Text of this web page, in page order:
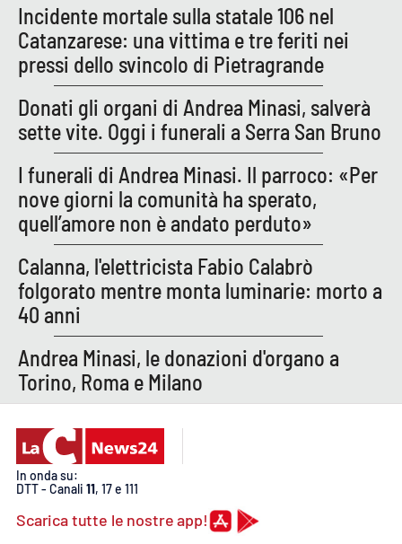
Storie
LAC
NETWORK
Lacplay.it
Lactv.it
Laconair.it
Lacitymag.it
Lacapitalenews.it
Ilreggino.it
Ilvibonese.it
Catanzarochannel.it
Incidente mortale sulla statale 106 nel
Catanzarese: una vittima e tre feriti nei
pressi dello svincolo di Pietragrande
Donati gli organi di Andrea Minasi, salverà
sette vite. Oggi i funerali a Serra San Bruno
I funerali di Andrea Minasi. Il parroco: «Per
nove giorni la comunità ha sperato,
quell’amore non è andato perduto»
Calanna, l'elettricista Fabio Calabrò
folgorato mentre monta luminarie: morto a
40 anni
Andrea Minasi, le donazioni d'organo a
Torino, Roma e Milano
In onda su:
DTT - Canali 11, 17 e 111
Scarica tutte le nostre app!